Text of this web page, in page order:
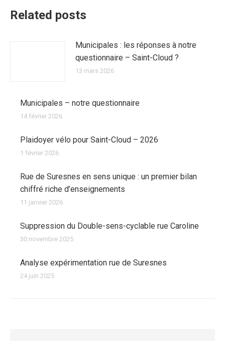
Related posts
Municipales : les réponses à notre
questionnaire – Saint-Cloud ?
13 mars 2026
Municipales – notre questionnaire
14 février 2026
Plaidoyer vélo pour Saint-Cloud – 2026
1 février 2026
Rue de Suresnes en sens unique : un premier bilan
chiffré riche d’enseignements
11 janvier 2026
Suppression du Double-sens-cyclable rue Caroline
30 novembre 2025
Analyse expérimentation rue de Suresnes
24 juin 2025